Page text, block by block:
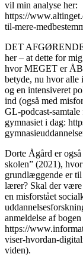
vil min analyse her:
https://
til-mere-
DET AFGØRENDE
her – at dette for
hvor MEGET er
betyde, nu hvor alle
og en intensiveret
ind (også med
GL-podcast-
gymnasiet i dag:
Dorte Ågård er
skolen” (2021),
grundlæggende er
lærer? Skal der være
en misforstået
anmeldelse af bogen
https://
viser-hvordan-
viden).